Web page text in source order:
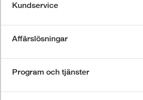
Kundservice
Affärslösningar
Program och tjänster